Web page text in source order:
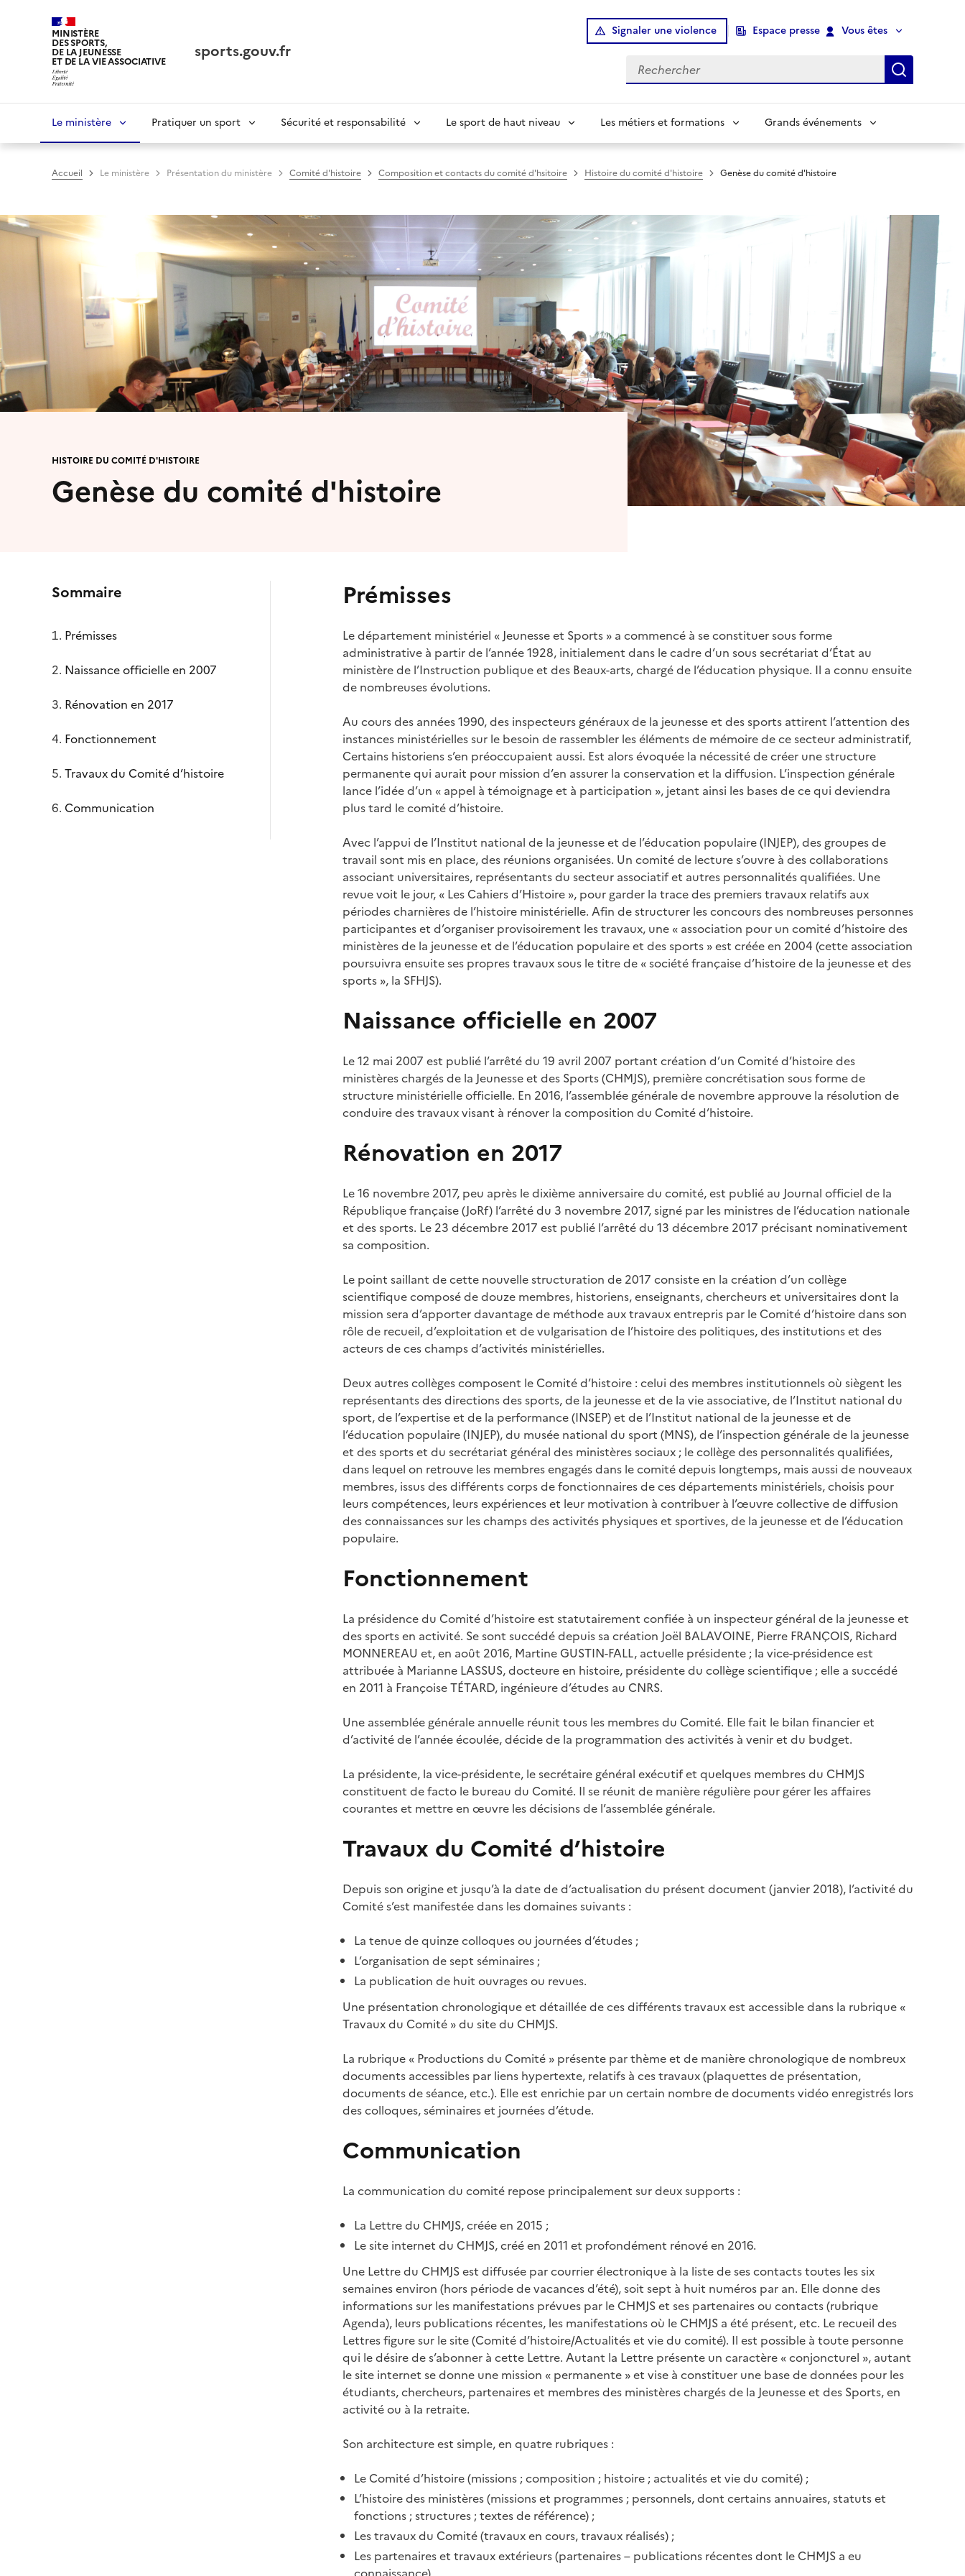
MINISTÈRE
DES SPORTS,
DE LA JEUNESSE
ET DE LA VIE ASSOCIATIVE sports.gouv.fr
Signaler une violence Espace presse Vous êtes
Rechercher
Navigation
principale
Le ministère Pratiquer un sport Sécurité et responsabilité Le sport de haut niveau Les métiers et formations Grands événements
Accueil Le ministère Présentation du ministère Comité d'histoire Composition et contacts du comité d'hsitoire Histoire du comité d'histoire Genèse du comité d'histoire
HISTOIRE DU COMITÉ D'HISTOIRE
Genèse du comité d'histoire
Sommaire
Prémisses
Naissance officielle en 2007
Rénovation en 2017
Fonctionnement
Travaux du Comité d’histoire
Communication
Prémisses
Le département ministériel « Jeunesse et Sports » a commencé à se constituer sous forme
administrative à partir de l’année 1928, initialement dans le cadre d’un sous secrétariat d’État au
ministère de l’Instruction publique et des Beaux-arts, chargé de l’éducation physique. Il a connu ensuite
de nombreuses évolutions.
Au cours des années 1990, des inspecteurs généraux de la jeunesse et des sports attirent l’attention des
instances ministérielles sur le besoin de rassembler les éléments de mémoire de ce secteur administratif,
Certains historiens s’en préoccupaient aussi. Est alors évoquée la nécessité de créer une structure
permanente qui aurait pour mission d’en assurer la conservation et la diffusion. L’inspection générale
lance l’idée d’un « appel à témoignage et à participation », jetant ainsi les bases de ce qui deviendra
plus tard le comité d’histoire.
Avec l’appui de l’Institut national de la jeunesse et de l’éducation populaire (INJEP), des groupes de
travail sont mis en place, des réunions organisées. Un comité de lecture s’ouvre à des collaborations
associant universitaires, représentants du secteur associatif et autres personnalités qualifiées. Une
revue voit le jour, « Les Cahiers d’Histoire », pour garder la trace des premiers travaux relatifs aux
périodes charnières de l’histoire ministérielle. Afin de structurer les concours des nombreuses personnes
participantes et d’organiser provisoirement les travaux, une « association pour un comité d’histoire des
ministères de la jeunesse et de l’éducation populaire et des sports » est créée en 2004 (cette association
poursuivra ensuite ses propres travaux sous le titre de « société française d’histoire de la jeunesse et des
sports », la SFHJS).
Naissance officielle en 2007
Le 12 mai 2007 est publié l’arrêté du 19 avril 2007 portant création d’un Comité d’histoire des
ministères chargés de la Jeunesse et des Sports (CHMJS), première concrétisation sous forme de
structure ministérielle officielle. En 2016, l’assemblée générale de novembre approuve la résolution de
conduire des travaux visant à rénover la composition du Comité d’histoire.
Rénovation en 2017
Le 16 novembre 2017, peu après le dixième anniversaire du comité, est publié au Journal officiel de la
République française (JoRf) l’arrêté du 3 novembre 2017, signé par les ministres de l’éducation nationale
et des sports. Le 23 décembre 2017 est publié l’arrêté du 13 décembre 2017 précisant nominativement
sa composition.
Le point saillant de cette nouvelle structuration de 2017 consiste en la création d’un collège
scientifique composé de douze membres, historiens, enseignants, chercheurs et universitaires dont la
mission sera d’apporter davantage de méthode aux travaux entrepris par le Comité d’histoire dans son
rôle de recueil, d’exploitation et de vulgarisation de l’histoire des politiques, des institutions et des
acteurs de ces champs d’activités ministérielles.
Deux autres collèges composent le Comité d’histoire : celui des membres institutionnels où siègent les
représentants des directions des sports, de la jeunesse et de la vie associative, de l’Institut national du
sport, de l’expertise et de la performance (INSEP) et de l’Institut national de la jeunesse et de
l’éducation populaire (INJEP), du musée national du sport (MNS), de l’inspection générale de la jeunesse
et des sports et du secrétariat général des ministères sociaux ; le collège des personnalités qualifiées,
dans lequel on retrouve les membres engagés dans le comité depuis longtemps, mais aussi de nouveaux
membres, issus des différents corps de fonctionnaires de ces départements ministériels, choisis pour
leurs compétences, leurs expériences et leur motivation à contribuer à l’œuvre collective de diffusion
des connaissances sur les champs des activités physiques et sportives, de la jeunesse et de l’éducation
populaire.
Fonctionnement
La présidence du Comité d’histoire est statutairement confiée à un inspecteur général de la jeunesse et
des sports en activité. Se sont succédé depuis sa création Joël BALAVOINE, Pierre FRANÇOIS, Richard
MONNEREAU et, en août 2016, Martine GUSTIN-FALL, actuelle présidente ; la vice-présidence est
attribuée à Marianne LASSUS, docteure en histoire, présidente du collège scientifique ; elle a succédé
en 2011 à Françoise TÉTARD, ingénieure d’études au CNRS.
Une assemblée générale annuelle réunit tous les membres du Comité. Elle fait le bilan financier et
d’activité de l’année écoulée, décide de la programmation des activités à venir et du budget.
La présidente, la vice-présidente, le secrétaire général exécutif et quelques membres du CHMJS
constituent de facto le bureau du Comité. Il se réunit de manière régulière pour gérer les affaires
courantes et mettre en œuvre les décisions de l’assemblée générale.
Travaux du Comité d’histoire
Depuis son origine et jusqu’à la date de d’actualisation du présent document (janvier 2018), l’activité du
Comité s’est manifestée dans les domaines suivants :
La tenue de quinze colloques ou journées d’études ;
L’organisation de sept séminaires ;
La publication de huit ouvrages ou revues.
Une présentation chronologique et détaillée de ces différents travaux est accessible dans la rubrique «
Travaux du Comité » du site du CHMJS.
La rubrique « Productions du Comité » présente par thème et de manière chronologique de nombreux
documents accessibles par liens hypertexte, relatifs à ces travaux (plaquettes de présentation,
documents de séance, etc.). Elle est enrichie par un certain nombre de documents vidéo enregistrés lors
des colloques, séminaires et journées d’étude.
Communication
La communication du comité repose principalement sur deux supports :
La Lettre du CHMJS, créée en 2015 ;
Le site internet du CHMJS, créé en 2011 et profondément rénové en 2016.
Une Lettre du CHMJS est diffusée par courrier électronique à la liste de ses contacts toutes les six
semaines environ (hors période de vacances d’été), soit sept à huit numéros par an. Elle donne des
informations sur les manifestations prévues par le CHMJS et ses partenaires ou contacts (rubrique
Agenda), leurs publications récentes, les manifestations où le CHMJS a été présent, etc. Le recueil des
Lettres figure sur le site (Comité d’histoire/Actualités et vie du comité). Il est possible à toute personne
qui le désire de s’abonner à cette Lettre. Autant la Lettre présente un caractère « conjoncturel », autant
le site internet se donne une mission « permanente » et vise à constituer une base de données pour les
étudiants, chercheurs, partenaires et membres des ministères chargés de la Jeunesse et des Sports, en
activité ou à la retraite.
Son architecture est simple, en quatre rubriques :
Le Comité d’histoire (missions ; composition ; histoire ; actualités et vie du comité) ;
L’histoire des ministères (missions et programmes ; personnels, dont certains annuaires, statuts et
fonctions ; structures ; textes de référence) ;
Les travaux du Comité (travaux en cours, travaux réalisés) ;
Les partenaires et travaux extérieurs (partenaires – publications récentes dont le CHMJS a eu